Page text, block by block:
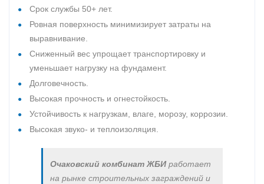
Срок службы 50+ лет.
Ровная поверхность минимизирует затраты на
выравнивание.
Сниженный вес упрощает транспортировку и
уменьшает нагрузку на фундамент.
Долговечность.
Высокая прочность и огнестойкость.
Устойчивость к нагрузкам, влаге, морозу, коррозии.
Высокая звуко- и теплоизоляция.
Очаковский комбинат ЖБИработает
на рынке строительных заграждений и